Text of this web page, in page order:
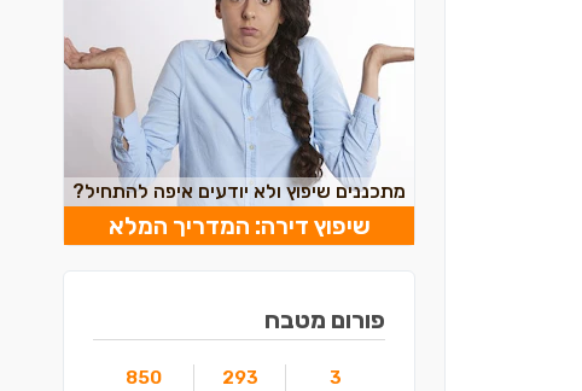
מתכננים שיפוץ ולא יודעים איפה להתחיל?
שיפוץ דירה: המדריך המלא
פורום מטבח
3
293
850